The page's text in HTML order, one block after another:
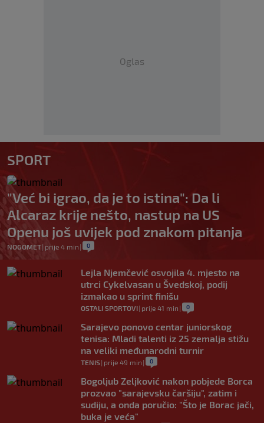
Oglas
SPORT
"Već bi igrao, da je to istina": Da li
Alcaraz krije nešto, nastup na US
Openu još uvijek pod znakom pitanja
NOGOMET| prije 4 min | 0
Lejla Njemčević osvojila 4. mjesto na
utrci Cykelvasan u Švedskoj, podij
izmakao u sprint finišu
OSTALI SPORTOVI| prije 41 min | 0
Sarajevo ponovo centar juniorskog
tenisa: Mladi talenti iz 25 zemalja stižu
na veliki međunarodni turnir
TENIS| prije 49 min | 0
Bogoljub Zeljković nakon pobjede Borca
prozvao "sarajevsku čaršiju", zatim i
sudiju, a onda poručio: "Što je Borac jači,
buka je veća"